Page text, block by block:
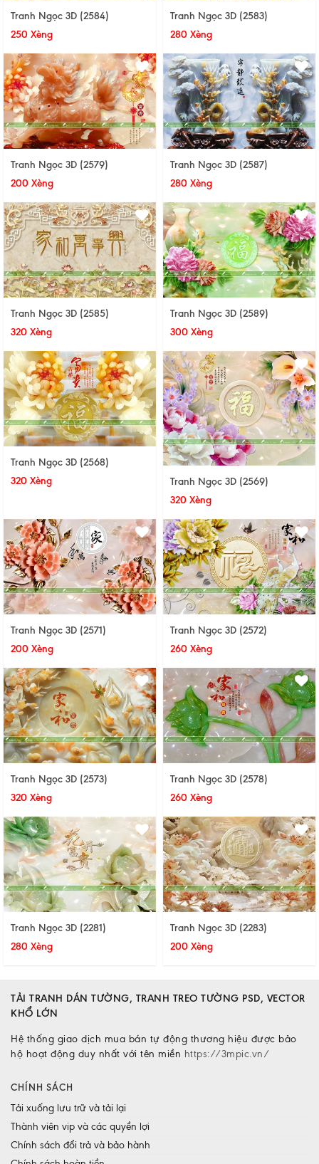
Tranh Ngọc 3D (2584)
250 Xèng
Tranh Ngọc 3D (2583)
280 Xèng
Tranh Ngọc 3D (2579)
200 Xèng
Tranh Ngọc 3D (2587)
280 Xèng
Tranh Ngọc 3D (2585)
320 Xèng
Tranh Ngọc 3D (2589)
300 Xèng
Tranh Ngọc 3D (2568)
320 Xèng
Tranh Ngọc 3D (2569)
320 Xèng
Tranh Ngọc 3D (2571)
200 Xèng
Tranh Ngọc 3D (2572)
260 Xèng
Tranh Ngọc 3D (2573)
320 Xèng
Tranh Ngọc 3D (2578)
260 Xèng
Tranh Ngọc 3D (2281)
280 Xèng
Tranh Ngọc 3D (2283)
200 Xèng
TẢI TRANH DÁN TƯỜNG, TRANH TREO TƯỜNG PSD, VECTOR
KHỔ LỚN
Hệ thống giao dịch mua bán tự động thương hiệu được bảo
hộ hoạt động duy nhất với tên miền https://3mpic.vn/
CHÍNH SÁCH
Tải xuống lưu trữ và tải lại
Thành viên vip và các quyền lợi
Chính sách đổi trả và bảo hành